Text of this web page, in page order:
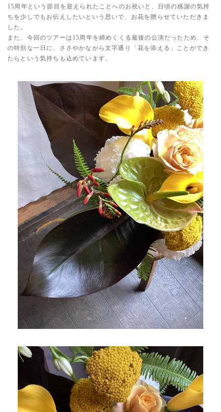
15周年という節目を迎えられたことへのお祝いと、日頃の感謝の気持
ちを少しでもお伝えしたいという思いで、お花を贈らせていただきま
した。
また、今回のツアーは15周年を締めくくる最後の公演だったため、そ
の特別な一日に、ささやかながら文字通り「花を添える」ことができ
たらという気持ちも込めています。